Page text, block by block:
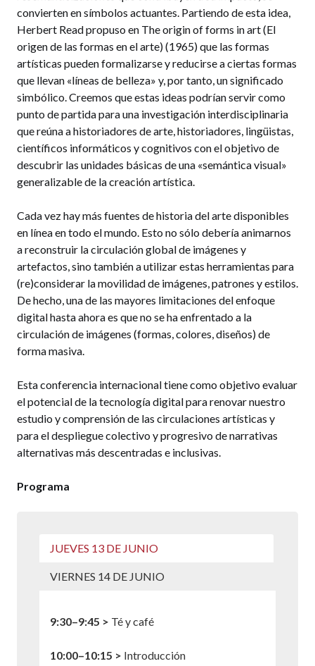
convierten en símbolos actuantes. Partiendo de esta idea,
Herbert Read propuso en The origin of forms in art (El
origen de las formas en el arte) (1965) que las formas
artísticas pueden formalizarse y reducirse a ciertas formas
que llevan «líneas de belleza» y, por tanto, un significado
simbólico. Creemos que estas ideas podrían servir como
punto de partida para una investigación interdisciplinaria
que reúna a historiadores de arte, historiadores, lingüistas,
científicos informáticos y cognitivos con el objetivo de
descubrir las unidades básicas de una «semántica visual»
generalizable de la creación artística.
Cada vez hay más fuentes de historia del arte disponibles
en línea en todo el mundo. Esto no sólo debería animarnos
a reconstruir la circulación global de imágenes y
artefactos, sino también a utilizar estas herramientas para
(re)considerar la movilidad de imágenes, patrones y estilos.
De hecho, una de las mayores limitaciones del enfoque
digital hasta ahora es que no se ha enfrentado a la
circulación de imágenes (formas, colores, diseños) de
forma masiva.
Esta conferencia internacional tiene como objetivo evaluar
el potencial de la tecnología digital para renovar nuestro
estudio y comprensión de las circulaciones artísticas y
para el despliegue colectivo y progresivo de narrativas
alternativas más descentradas e inclusivas.
Programa
JUEVES 13 DE JUNIO
VIERNES 14 DE JUNIO
9:30–9:45 > Té y café
10:00–10:15 > Introducción